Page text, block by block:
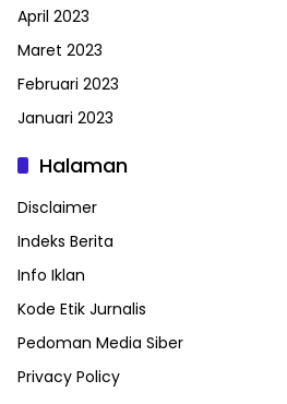
April 2023
Maret 2023
Februari 2023
Januari 2023
Halaman
Disclaimer
Indeks Berita
Info Iklan
Kode Etik Jurnalis
Pedoman Media Siber
Privacy Policy